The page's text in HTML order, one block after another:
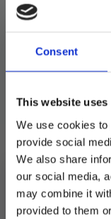
Consent
This website uses
We use cookies
provide social
We also share
our social media,
may combine it
provided to them
Maske
29
var:
29 kr.
9kr
er:
9 kr.Utsolgt
Produktnummer:
Kategorier:Kostymer
Stikkord: Outlet70